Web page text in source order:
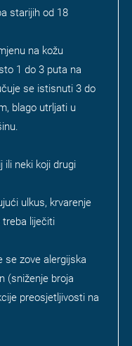
starijih od 18
na kožu
1 do 3 puta na
se istisnuti 3 do
blago utrljati u
ili neki koji drugi
ulkus, krvarenje
treba liječiti
se zove alergijska
(sniženje broja
preosjetljivosti na